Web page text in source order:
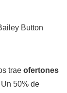
Button
trae ofertones
50% de